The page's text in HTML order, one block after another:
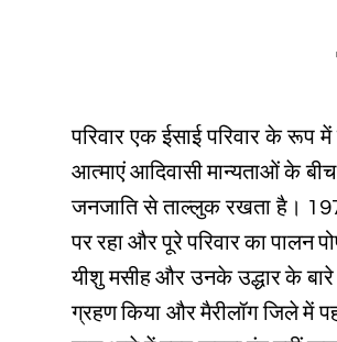
परिवार एक ईसाई परिवार के रूप
आत्माएं आदिवासी मान्यताओं के
जनजाति से ताल्लुक रखता है।
पर रहा और पूरे परिवार का पालन
यीशु मसीह और उनके उद्धार के
ग्रहण किया और मैरीलॉग जिले में